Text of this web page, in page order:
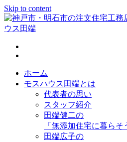
Skip to content
神戸市・明石市の注文住宅工務店
田端
ホーム
モスハウス田端とは
代表者の思い
スタッフ紹介
田端健二の
「無添加住宅に暮らそ
田端広子の